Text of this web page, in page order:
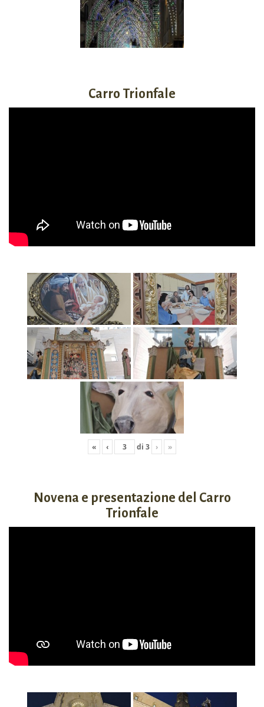
Carro Trionfale
« ‹ di 3 › »
Novena e presentazione del Carro
Trionfale